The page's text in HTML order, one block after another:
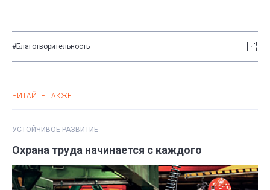
#Благотворительность
ЧИТАЙТЕ ТАКЖЕ
УСТОЙЧИВОЕ РАЗВИТИЕ
Охрана труда начинается с каждого